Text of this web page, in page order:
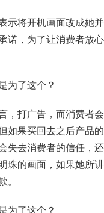
示将开机画面改成她并
诺，为了让消费者放心
，打广告，而消费者会
如果买回去之后产品的
失去消费者的信任，还
珠的画面，如果她所讲
。